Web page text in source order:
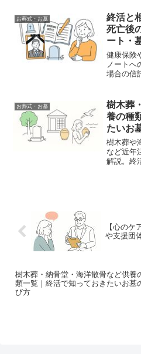
お葬式・お墓
終活と
死亡後
ート・
健康保険
ノートへ
場合の信
お葬式・お墓
樹木葬
養の種
たいお
樹木葬や
など近年
解説。終
【心のケ
や支援団
樹木葬・納骨堂・海洋散骨など供養
類一覧｜終活で知っておきたいお墓
び方